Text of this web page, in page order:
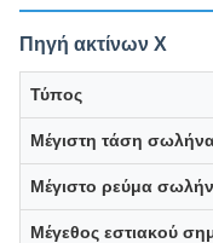
Πηγή ακτίνων Χ
Τύπος
Μέγιστη τάση
Μέγιστο ρεύμα
Μέγεθος εστιακού